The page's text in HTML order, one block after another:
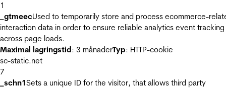
1
_gtmeecUsed to temporarily store and process ecommerce-
interaction data in order to ensure reliable analytics event tracking
across page loads.
Maximal lagringstid: 3 månaderTyp: HTTP-cookie
sc-static.net
7
_schn1Sets a unique ID for the visitor, that allows third party